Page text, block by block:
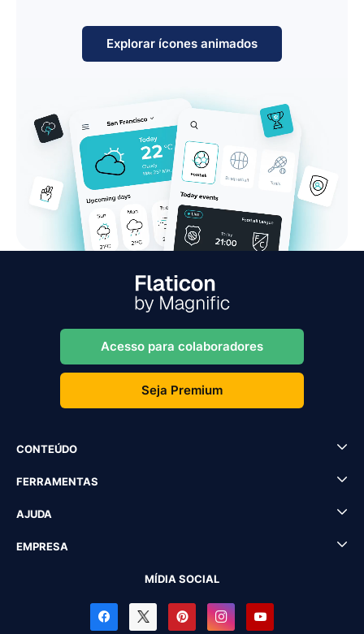
Explorar ícones animados
Acesso para colaboradores
Seja Premium
CONTEÚDO
FERRAMENTAS
AJUDA
EMPRESA
MÍDIA SOCIAL